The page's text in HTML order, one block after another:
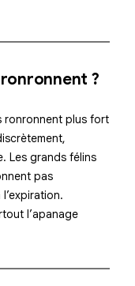
?
ronronnent plus fort
Les grands félins
pas
l’apanage